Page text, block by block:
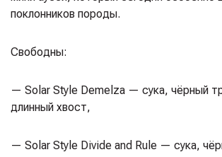
поклонников породы.
Свободны:
— Solar Style Demelza — сука, чёрный
длинный хвост,
— Solar Style Divide and Rule — сука,